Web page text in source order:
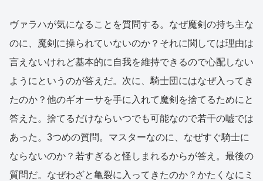
ヴァラハが気になることを質問する。なぜ魔剣の持ち主な
のに、魔剣に操られていないのか？それに関しては理由は
言えないけれど基本的に自我を維持できるので心配しない
ようにというのが答えだ。次に、騎士団にはなぜ入ってき
たのか？他のギオーサを手に入れて魔剣を捨てるためにと
答えた。捨てるだけならいつでも可能なので若干の嘘では
あった。3つめの質問。マスターなのに、なぜすぐ騎士に
ならないのか？若すぎると怪しまれるからが答え。最後の
質問だ。なぜわざと亀裂に入ってきたのか？かたくなにミ